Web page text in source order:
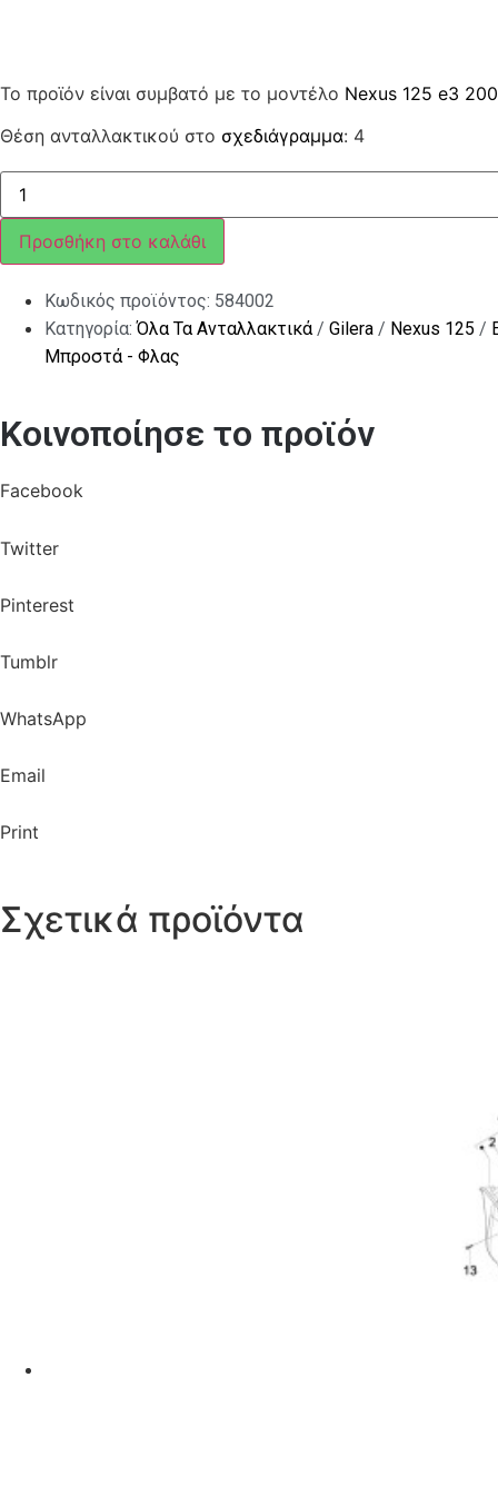
Το προϊόν είναι συμβατό με το μοντέλο Nexus 125 e3
Θέση ανταλλακτικού στο σχεδιάγραμμα: 4
ΚΛΙΠΣ
ποσότητα
Προσθήκη στο καλάθι
Κωδικός προϊόντος: 584002
Κατηγορία:Όλα Τα Ανταλλακτικά/ Gilera / Nexus 125 /
Μπροστά - Φλας
Κοινοποίησε το προϊόν
Facebook
Twitter
Pinterest
Tumblr
WhatsApp
Email
Print
Σχετικά προϊόντα